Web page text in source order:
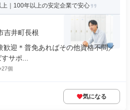
｜100年以上の安定企業で安心
吉井町長根
迎＊普免あればその他資格不問／
サポ...
個
気になる